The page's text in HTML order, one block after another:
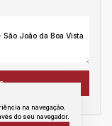
na navegação.
do seu navegador.